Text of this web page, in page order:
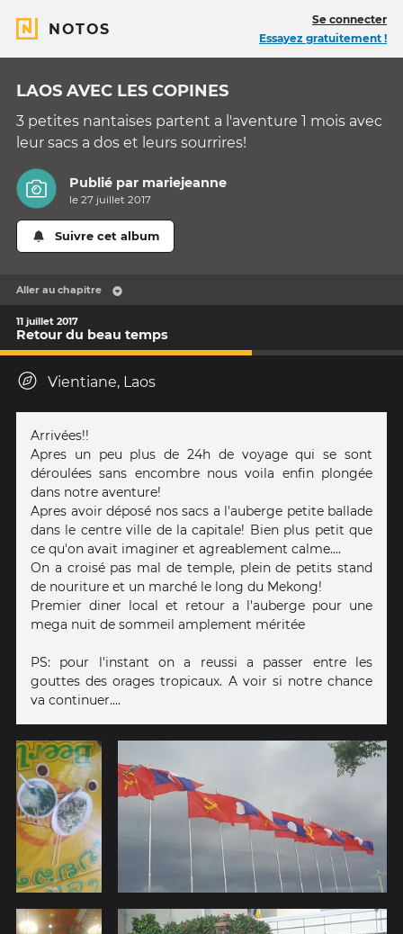
NOTOS
Se connecter
Essayez gratuitement !
LAOS AVEC LES COPINES
3 petites nantaises partent a l'aventure 1 mois avec
leur sacs a dos et leurs sourrires!
Publié par mariejeanne
le 27 juillet 2017
Suivre cet album
Aller au chapitre
11 juillet 2017
Retour du beau temps
Vientiane, Laos
Arrivées!!
Apres un peu plus de 24h de voyage qui se sont
déroulées sans encombre nous voila enfin plongée
dans notre aventure!
Apres avoir déposé nos sacs a l'auberge petite ballade
dans le centre ville de la capitale! Bien plus petit que
ce qu'on avait imaginer et agreablement calme....
On a croisé pas mal de temple, plein de petits stand
de nouriture et un marché le long du Mekong!
Premier diner local et retour a l'auberge pour une
mega nuit de sommeil amplement méritée
PS: pour l'instant on a reussi a passer entre les
gouttes des orages tropicaux. A voir si notre chance
va continuer....